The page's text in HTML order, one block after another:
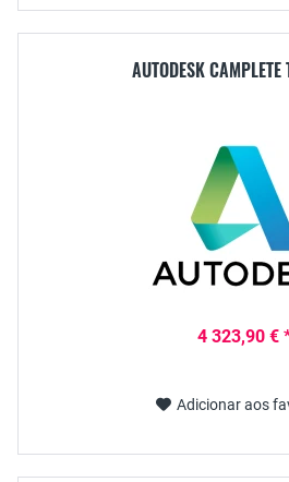
AUTODESK CAMPLETE
4 323,90 €
Adicionar aos